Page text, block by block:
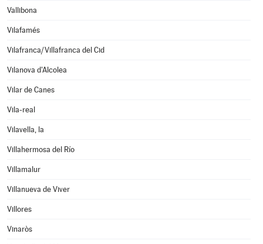
Vallibona
Vilafamés
Vilafranca/Villafranca del Cid
Vilanova d'Alcolea
Vilar de Canes
Vila-real
Vilavella, la
Villahermosa del Río
Villamalur
Villanueva de Viver
Villores
Vinaròs